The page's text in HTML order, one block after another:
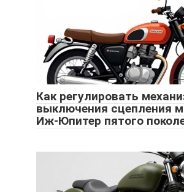
Как регулировать
выключения сцепления
Иж-Юпитер пятого